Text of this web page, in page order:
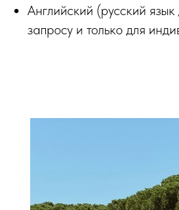
Английский (русский язык
запросу и только для